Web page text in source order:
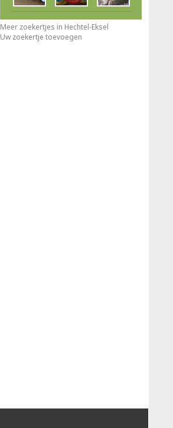
Meer zoekertjes in Hechtel-Eksel
Uw zoekertje toevoegen